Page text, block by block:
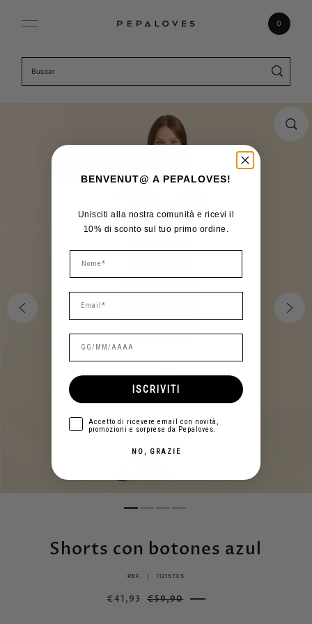
0
Shorts con botones azul
REF. | 112157XS
€41,93 €59,90
BENVENUT@ A PEPALOVES!
Unisciti alla nostra comunità e ricevi il
10% di sconto sul tuo primo ordine.
ISCRIVITI
aceptarAccetto di ricevere email con novità,
promozioni e sorprese da Pepaloves.
NO, GRAZIE